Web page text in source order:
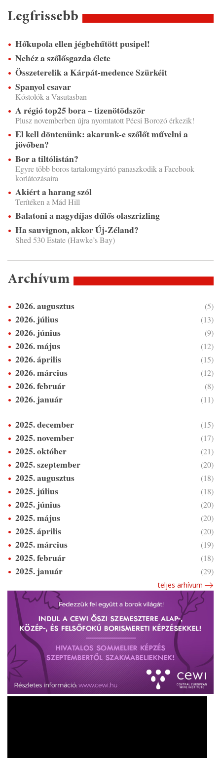
Legfrissebb
Hőkupola ellen jégbehűtött pusipel!
Nehéz a szőlősgazda élete
Összeterelik a Kárpát-medence Szürkéit
Spanyol csavar
Kóstolók a Vasutasban
A régió top25 bora – tizenötödször
Plusz novemberben újra nyomtatott Pécsi Borozó érkezik!
El kell döntenünk: akarunk-e szőlőt művelni a
jövőben?
Bor a tiltólistán?
Egyre több boros tartalomgyártó panaszkodik a Facebook
korlátozásaira
Akiért a harang szól
Terítéken a Mád Hill
Balatoni a nagydíjas dűlős olaszrizling
Ha sauvignon, akkor Új-Zéland?
Shed 530 Estate (Hawke’s Bay)
Archívum
2026. augusztus (5)
2026. július (13)
2026. június (9)
2026. május (12)
2026. április (15)
2026. március (12)
2026. február (8)
2026. január (11)
2025. december (15)
2025. november (17)
2025. október (21)
2025. szeptember (20)
2025. augusztus (18)
2025. július (18)
2025. június (20)
2025. május (20)
2025. április (20)
2025. március (19)
2025. február (18)
2025. január (29)
teljes arhívum